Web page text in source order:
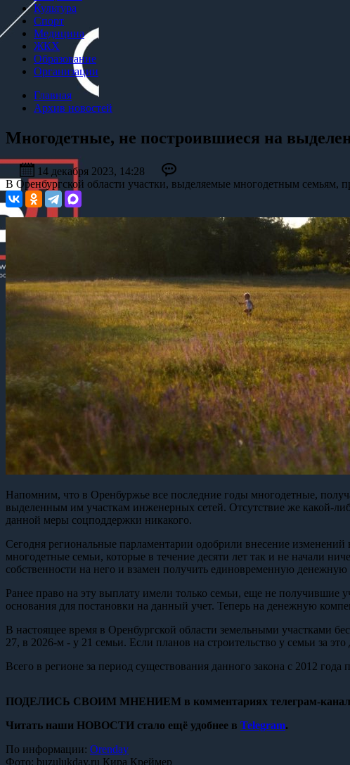
Культура
Спорт
Медицина
ЖКХ
Образование
Организации
Главная
Архив новостей
Многодетные, не построившиеся на
14 декабря 2023, 14:28
В Оренбургской области участки, выделяемые многодетным семьям,
Напомним, что в Оренбуржье все последние годы многодетные,
выделенным им участкам инженерных сетей. Отсутствие же какой-
данной меры соцподдержки никакого.
Сегодня региональные парламентарии одобрили внесение
многодетные семьи, которые в течение десяти лет так и не начали
собственности на него и взамен получить единовременную
Ранее право на эту выплату имели только семьи, еще не
основания для постановки на данный учет. Теперь на денежную
В настоящее время в Оренбургской области земельными участками
27, в 2026-м - у 21 семьи. Если планов на строительство у семьи за
Всего в регионе за период существования данного закона с 2012
ПОДЕЛИСЬ СВОИМ МНЕНИЕМ в комментариях телеграм-
Читать наши НОВОСТИ стало ещё удобнее в Telegram.
По информации: Orenday
Фото: buzulukday.ru Кира Креймер